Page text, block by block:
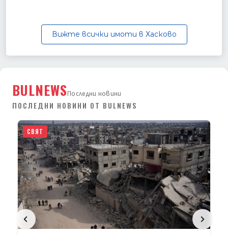
Вижте всички имоти в Хасково
BULNEWSПоследни новини
ПОСЛЕДНИ НОВИНИ ОТ BULNEWS
СВЯТ